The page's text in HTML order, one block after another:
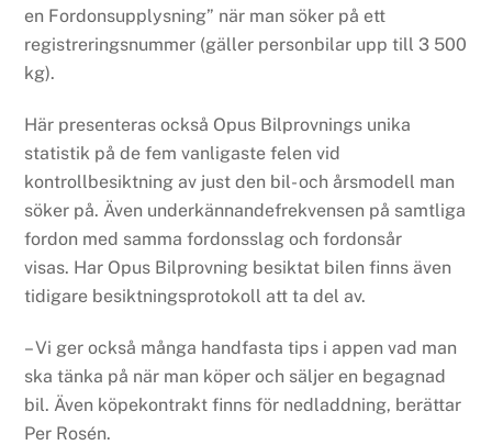
en Fordonsupplysning” när man söker på ett
registreringsnummer (gäller personbilar upp till 3 500
kg).
Här presenteras också Opus Bilprovnings unika
statistik på de fem vanligaste felen vid
kontrollbesiktning av just den bil- och årsmodell man
söker på. Även underkännandefrekvensen på samtliga
fordon med samma fordonsslag och fordonsår
visas. Har Opus Bilprovning besiktat bilen finns även
tidigare besiktningsprotokoll att ta del av.
– Vi ger också många handfasta tips i appen vad man
ska tänka på när man köper och säljer en begagnad
bil. Även köpekontrakt finns för nedladdning, berättar
Per Rosén.